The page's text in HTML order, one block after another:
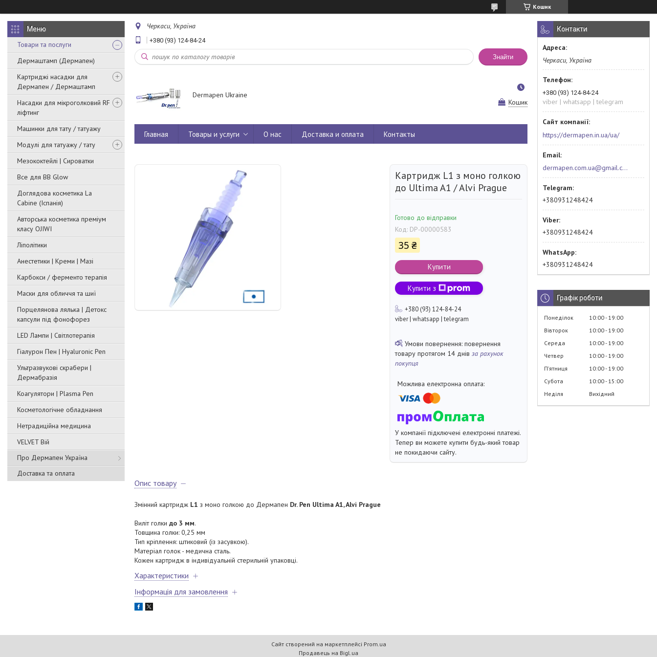
Кошик
Товари та послуги
Дермаштамп (Дермапен)
Картриджі насадки для
Дермапен / Дермаштамп
Насадки для мікроголковий RF
ліфтинг
Машинки для тату / татуажу
Модулі для татуажу / тату
Мезококтейлі | Сироватки
Все для BB Glow
Доглядова косметика La
Cabine (Іспанія)
Авторська косметика преміум
класу OJIWI
Ліполітики
Анестетики | Креми | Мазі
Карбокси / ферменто терапія
Маски для обличчя та шиї
Порцелянова лялька | Детокс
капсули під фонофорез
LED Лампи | Світлотерапія
Гіалурон Пен | Hyaluronic Pen
Ультразвукові скрабери |
Дермабразія
Коагулятори | Plasma Pen
Косметологічне обладнання
Нетрадиційна медицина
VELVET Вій
Про Дермапен Україна
Доставка та оплата
Черкаси, Україна
+380 (93) 124-84-24
Знайти
Dermapen Ukraine
Кошик
Главная Товары и услуги О нас Доставка и оплата Контакты
Картридж L1 з моно голкою
до Ultima A1 / Alvi Prague
Готово до відправки
Код: DP-00000583
35 ₴
Купити
Купити з
+380 (93) 124-84-24
viber | whatsapp | telegram
повернення
товару протягом 14 днів за рахунок
покупця
У компанії підключені електронні платежі.
Тепер ви можете купити будь-який товар
не покидаючи сайту.
Опис товару
Змінний картридж L1 з моно голкою до Дермапен Dr. Pen Ultima A1, Alvi Prague
Виліт голки до 3 мм.
Товщина голки: 0,25 мм
Тип кріплення: штиковий (із засувкою).
Матеріал голок - медична сталь.
Кожен картридж в індивідуальній стерильній упаковці.
Характеристики
Інформація для замовлення
Контакти
Черкаси, Україна
+380 (93) 124-84-24
viber | whatsapp | telegram
https://dermapen.in.ua/ua/
dermapen.com.ua@gmail.com
+380931248424
+380931248424
+380931248424
Графік роботи
Понеділок 10:00 19:00
Вівторок
10:00 19:00
Середа
10:00 19:00
Четвер
10:00 19:00
Пʼятниця
10:00 19:00
Субота
10:00 15:00
Неділя
Вихідний
Сайт створений на маркетплейсі Prom.ua
Продавець на Bigl.ua